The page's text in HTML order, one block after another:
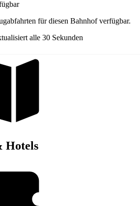
für diesen Bahnhof verfügbar.
alle 30 Sekunden
Hotels